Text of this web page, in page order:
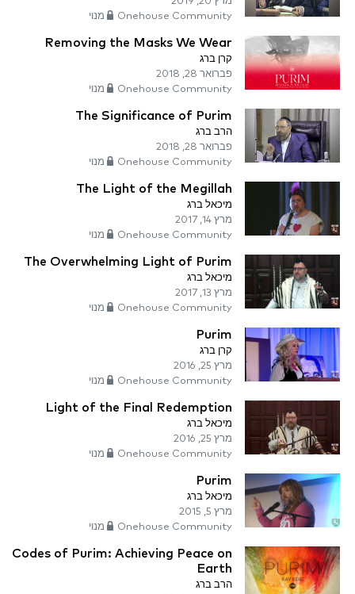
Onehouse Community מנוי
Removing the Masks We Wear
קרן ברג
פברואר 28, 2018
Onehouse Community מנוי
The Significance of Purim
הרב ברג
פברואר 28, 2018
Onehouse Community מנוי
The Light of the Megillah
מיכאל ברג
מרץ 14, 2017
Onehouse Community מנוי
The Overwhelming Light of Purim
מיכאל ברג
מרץ 13, 2017
Onehouse Community מנוי
Purim
קרן ברג
מרץ 25, 2016
Onehouse Community מנוי
Light of the Final Redemption
מיכאל ברג
מרץ 25, 2016
Onehouse Community מנוי
Purim
מיכאל ברג
מרץ 5, 2015
Onehouse Community מנוי
Codes of Purim: Achieving Peace on
Earth
הרב ברג